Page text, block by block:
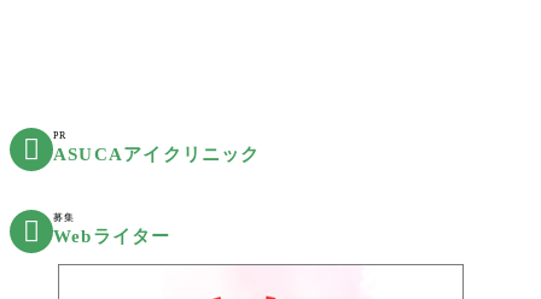
 PR
ASUCAアイクリニック
 募集
Webライター